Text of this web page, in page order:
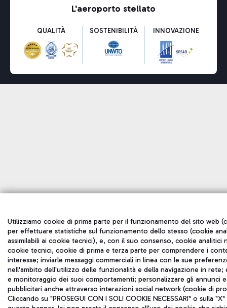
L'aeroporto stellato
QUALITÀ SOSTENIBILITÀ INNOVAZIONE
Utilizziamo cookie di prima parte per il funzionamento del sito web
per effettuare statistiche sul funzionamento dello stesso (cookie
assimilabili ai cookie tecnici), e, con il suo consenso, cookie analitici
cookie tecnici, cookie di prima e terza parte per comprendere i
interesse; inviarle messaggi commerciali in linea con le sue
nell'ambito dell'utilizzo delle funzionalità e della navigazione in rete;
e monitoraggio dei suoi comportamenti; personalizzare gli annunci
pubblicitari anche attraverso interazioni social network (cookie di
Cliccando su "PROSEGUI CON I SOLI COOKIE NECESSARI" o sulla